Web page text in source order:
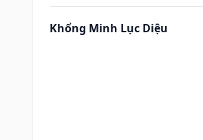
Khổng Minh Lục Diệu